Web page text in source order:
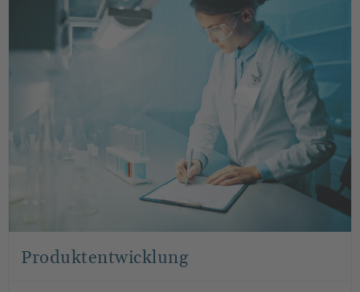
Produktentwicklung